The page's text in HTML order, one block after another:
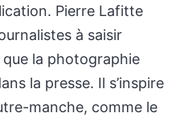
Pierre Lafitte
à saisir
que la photographie
la presse. Il s’inspire
manche, comme le